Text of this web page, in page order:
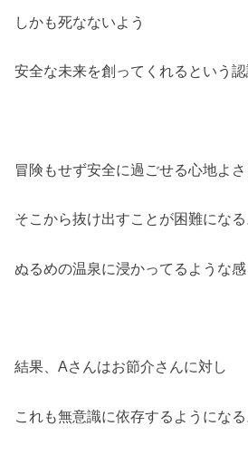
しかも死なないよう
安全な未来を創ってくれるという認
冒険もせず安全に過ごせる心地よさ
そこから抜け出すことが困難になる
ぬるめの温泉に浸かってるような
結果、Aさんはお節介さんに対し
これも無意識に依存するようになる